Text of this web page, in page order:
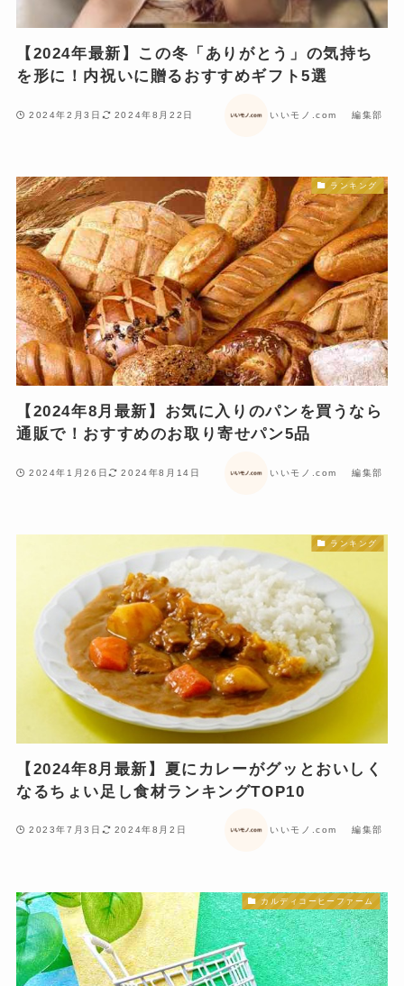
【2024年最新】この冬「ありがとう」の気持ち
を形に！内祝いに贈るおすすめギフト5選
2024年2月3日 2024年8月22日 いいモノ.com 編集部
ランキング
【2024年8月最新】お気に入りのパンを買うなら
通販で！おすすめのお取り寄せパン5品
2024年1月26日 2024年8月14日 いいモノ.com 編集部
ランキング
【2024年8月最新】夏にカレーがグッとおいしく
なるちょい足し食材ランキングTOP10
2023年7月3日 2024年8月2日 いいモノ.com 編集部
カルディコーヒーファーム